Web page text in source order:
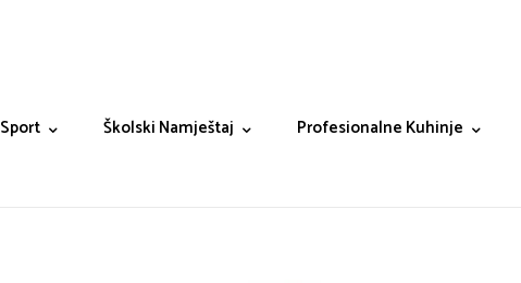
Sport Školski Namještaj Profesionalne Kuhinje